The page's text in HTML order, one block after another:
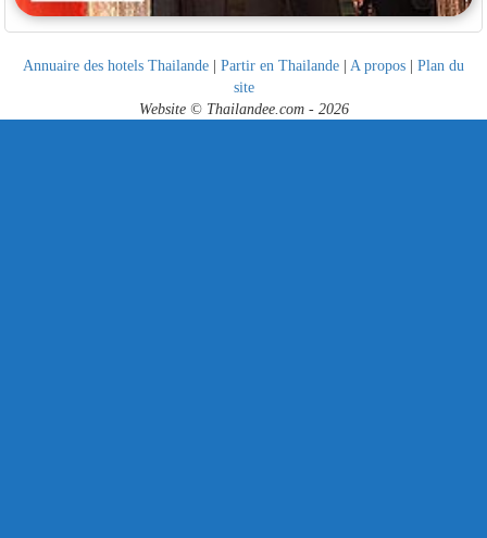
Annuaire des hotels Thailande | Partir en Thailande | A propos | Plan du
site
Website © Thailandee.com - 2026